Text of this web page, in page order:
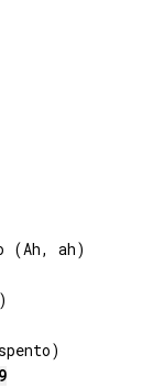
(Ah, ah)